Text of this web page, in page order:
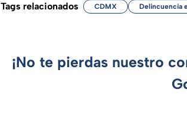
Tags relacionados CDMX Delincuencia
¡No te pierdas nuestro